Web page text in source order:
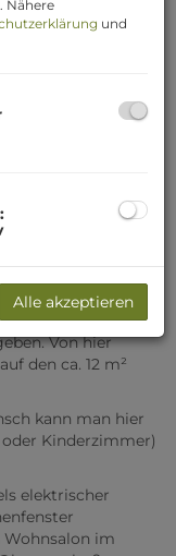
einen
offener
zu öffnen
über eine 4-
Von hier
den ca. 12 m²
kann man hier
Kinderzimmer)
elektrischer
im
Nähere
und
Alle akzeptieren